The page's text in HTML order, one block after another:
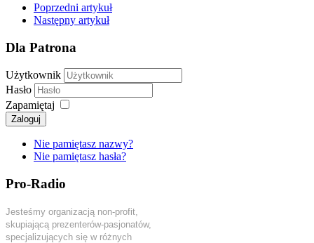
Poprzedni artykuł
Następny artykuł
Dla Patrona
Użytkownik
Hasło
Zapamiętaj
Zaloguj
Nie pamiętasz nazwy?
Nie pamiętasz hasła?
Pro-Radio
Jesteśmy organizacją non-profit,
skupiającą prezenterów-pasjonatów,
specjalizujących się w różnych